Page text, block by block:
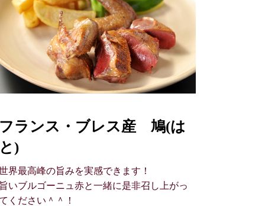
ランス・ブレス産 鳩(は
)
界最高峰の旨みを実感できます！
いブルゴーニュ赤と一緒に是非召し上がっ
ください＾＾！